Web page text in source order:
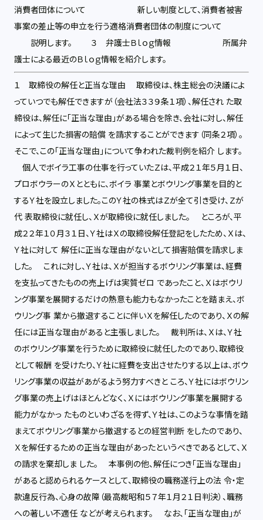
消費者団体について 新しい制度として、消費者被害
事案の差止等の申立を行う適格消費者団体の制度について
説明します。 ３ 弁護士Ｂｌｏｇ情報 所属弁
護士による最近のＢｌｏｇ情報を紹介します。
１ 取締役の解任と正当な理由 取締役は、株主総会の決議によ
っていつでも解任できますが（会社法３３９条１項）、解任され た取
締役は、解任に「正当な理由」がある場合を除き、会社に対し、解任
によって生じた損害の賠償 を請求することができます（同条２項）。
そこで、この「正当な理由」について争われた裁判例を紹介 します。
個人でボイラ工事の仕事を行っていたＺは、平成２１年５月１日、
プロボウラーのＸとともに、ボイラ 事業とボウリング事業を目的と
するＹ社を設立しました。このＹ社の株式はＺが全て引き受け、Ｚが
代 表取締役に就任し、Ｘが取締役に就任しました。 ところが、平
成２２年１０月３１日、Ｙ社はＸの取締役解任登記をしたため、Ｘは、
Ｙ社に対して 解任に正当な理由がないとして損害賠償を請求しま
した。 これに対し、Ｙ社は、Ｘが担当するボウリング事業は、経費
を支払ってきたものの売上げは実質ゼロ であったこと、Ｘはボウリ
ング事業を展開するだけの熱意も能力もなかったことを踏まえ、ボ
ウリング事 業から撤退することに伴いＸを解任したのであり、Ｘの解
任には正当な理由があると主張しました。 裁判所は、Ｘは、Ｙ社
のボウリング事業を行うために取締役に就任したのであり、取締役
として報酬 を受けたり、Ｙ社に経費を支出させたりする以上は、ボウ
リング事業の収益があがるよう努力すべきと ころ、Ｙ社にはボウリン
グ事業の売上げはほとんどなく、Ｘにはボウリング事業を展開する
能力がなかっ たものといわざるを得ず、Ｙ社は、このような事情を踏
まえてボウリング事業から撤退するとの経営判断 をしたのであり、
Ｘを解任するための正当な理由があったというべきであるとして、Ｘ
の請求を棄却しま した。 本事例の他、解任につき「正当な理由」
があると認められるケースとして、取締役の職務遂行上の法 令・定
款違反行為、心身の故障（最高裁昭和５７年１月２１日判決）、職務
への著しい不適任 などが考えられます。 なお、「正当な理由」が